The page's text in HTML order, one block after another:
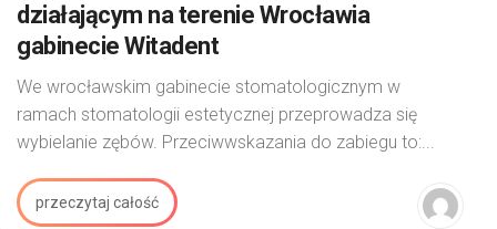
działającym na terenie Wrocławia
gabinecie Witadent
We wrocławskim gabinecie stomatologicznym w
ramach stomatologii estetycznej przeprowadza się
wybielanie zębów. Przeciwwskazania do zabiegu to:...
przeczytaj całość